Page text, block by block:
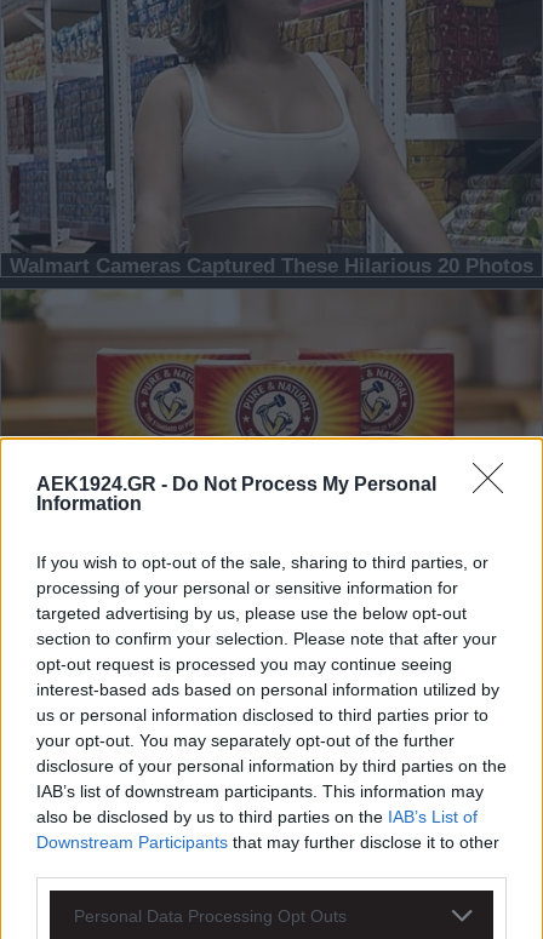
AEK1924.GR - Do Not Process My Personal
Information
If you wish to opt-out of the sale, sharing to third parties, or
processing of your personal or sensitive information for
targeted advertising by us, please use the below opt-out
section to confirm your selection. Please note that after your
opt-out request is processed you may continue seeing
interest-based ads based on personal information utilized by
us or personal information disclosed to third parties prior to
your opt-out. You may separately opt-out of the further
disclosure of your personal information by third parties on the
IAB’s list of downstream participants. This information may
also be disclosed by us to third parties on the IAB’s List of
Downstream Participants that may further disclose it to other
Personal Data Processing Opt Outs